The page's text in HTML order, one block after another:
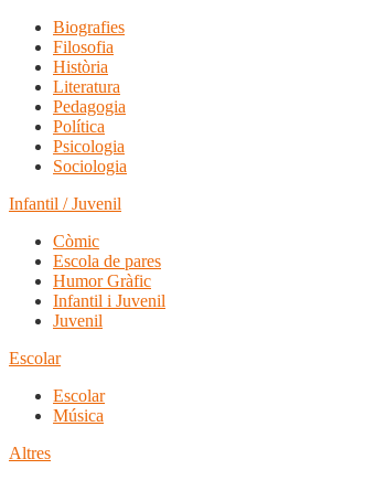
Biografies
Filosofia
Història
Literatura
Pedagogia
Política
Psicologia
Sociologia
Infantil / Juvenil
Còmic
Escola de pares
Humor Gràfic
Infantil i Juvenil
Juvenil
Escolar
Escolar
Música
Altres